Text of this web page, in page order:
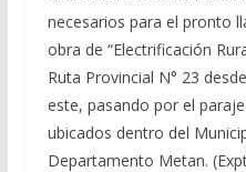
necesarios para el pronto
obra de “Electrificación
Ruta Provincial N° 23
este, pasando por el
ubicados dentro del
Departamento Metan.